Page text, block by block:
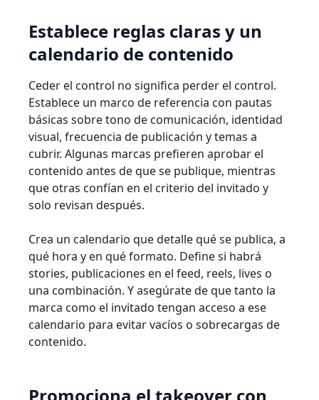
Establece reglas claras y un
calendario de contenido
Ceder el control no significa perder el control.
Establece un marco de referencia con pautas
básicas sobre tono de comunicación, identidad
visual, frecuencia de publicación y temas a
cubrir. Algunas marcas prefieren aprobar el
contenido antes de que se publique, mientras
que otras confían en el criterio del invitado y
solo revisan después.
Crea un calendario que detalle qué se publica, a
qué hora y en qué formato. Define si habrá
stories, publicaciones en el feed, reels, lives o
una combinación. Y asegúrate de que tanto la
marca como el invitado tengan acceso a ese
calendario para evitar vacíos o sobrecargas de
contenido.